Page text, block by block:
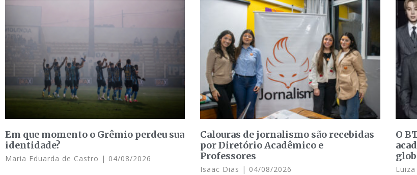
Em que momento o Grêmio perdeu sua
identidade?
Maria Eduarda de Castro 04/08/2026
Calouras de jornalismo são recebidas
por Diretório Acadêmico e
Professores
Isaac Dias 04/08/2026
O